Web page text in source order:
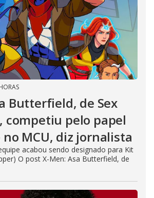
Butterfield, de Sex
competiu pelo papel
no MCU, diz jornalista
acabou sendo designado para Kit
O post X-Men: Asa Butterfield, de